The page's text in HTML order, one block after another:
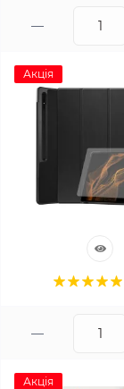
Акція
Акція